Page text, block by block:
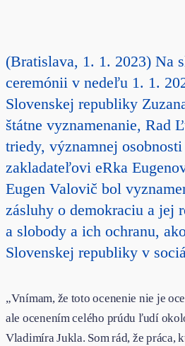
(Bratislava, 1. 1. 2023) Na
ceremónii v nedeľu 1. 1.
Slovenskej republiky
štátne vyznamenanie, Rad
triedy, významnej
zakladateľovi eRka
Eugen Valovič bol
zásluhy o demokraciu a jej
a slobody a ich ochranu,
Slovenskej republiky v
„Vnímam, že toto ocenenie nie je
ale ocenením celého prúdu ľudí
Vladimíra Jukla. Som rád, že práca,